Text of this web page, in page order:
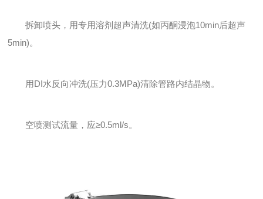
拆卸喷头，用专用溶剂超声清洗(如丙酮浸泡10min后超声
5min)。
用DI水反向冲洗(压力0.3MPa)清除管路内结晶物。
空喷测试流量，应≥0.5ml/s。